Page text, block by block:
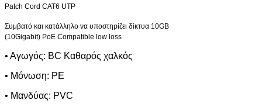
Patch Cord CAT6 UTP
Συμβατό και κατάλληλο να υποστηρίζει δίκτυα 10GΒ
(10Gigabit) PoE Compatible low loss
• Αγωγός: BC Kαθαρός χαλκός
• Μόνωση: PE
• Μανδύας: PVC